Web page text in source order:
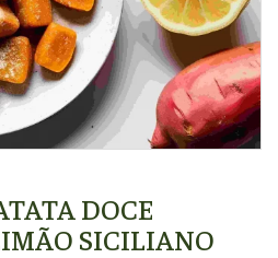
DOCE
SICILIANO